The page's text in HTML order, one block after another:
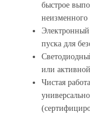
быстрое
неизменного
пуска для
или
Чистая